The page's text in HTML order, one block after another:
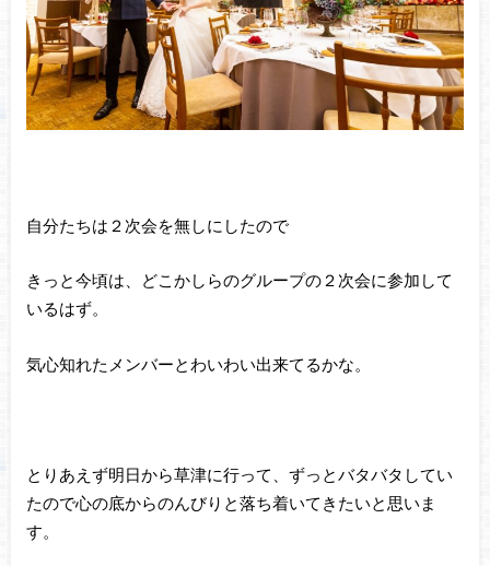
自分たちは２次会を無しにしたので
きっと今頃は、どこかしらのグループの２次会に参加して
いるはず。
気心知れたメンバーとわいわい出来てるかな。
とりあえず明日から草津に行って、ずっとバタバタしてい
たので心の底からのんびりと落ち着いてきたいと思いま
す。